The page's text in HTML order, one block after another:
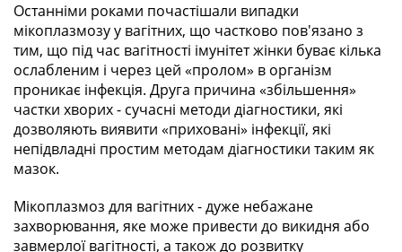
Останніми роками почастішали випадки
мікоплазмозу у вагітних, що частково пов'язано з
тим, що під час вагітності імунітет жінки буває кілька
ослабленим і через цей «пролом» в організм
проникає інфекція. Друга причина «збільшення»
частки хворих - сучасні методи діагностики, які
дозволяють виявити «приховані» інфекції, які
непідвладні простим методам діагностики таким як
мазок.
Мікоплазмоз для вагітних - дуже небажане
захворювання, яке може привести до викидня або
завмерлої вагітності, а також до розвитку